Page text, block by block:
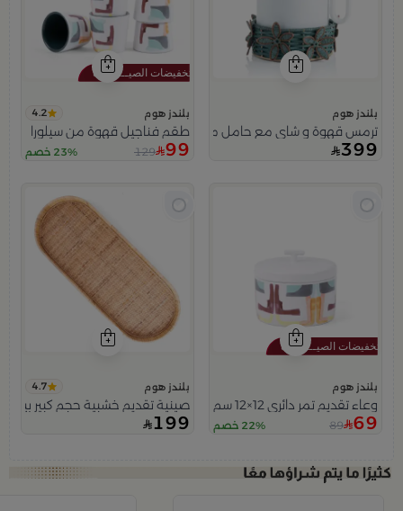
بلندز هوم
ترمس قهوة و شاي مع حامل من ديليونا
399
بلندز هوم 4.2
طقم فناجيل قهوة من سيلورا
99
129 23% خصم
بلندز هوم
وعاء تقديم تمر دائري 12×12 سم أبيض متعدد الألوان من السيراميك بغطاء من سيلورا
69
89 22% خصم
بلندز هوم 4.7
صينية تقديم خشبية حجم كبير
199